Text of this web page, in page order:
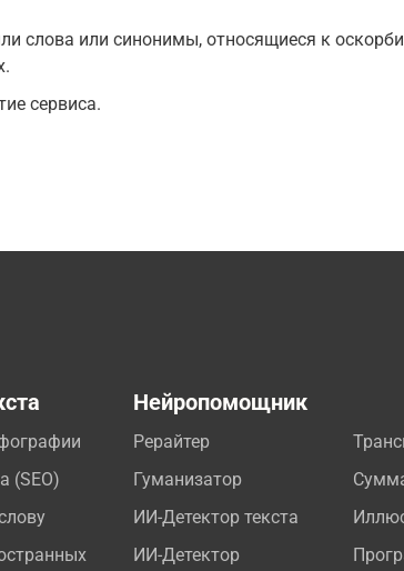
слова или синонимы, относящиеся к
сервиса.
(SEO)
Нейропомощник
Рерайтер
Гуманизатор
ИИ-Детектор текста
ИИ-Детектор